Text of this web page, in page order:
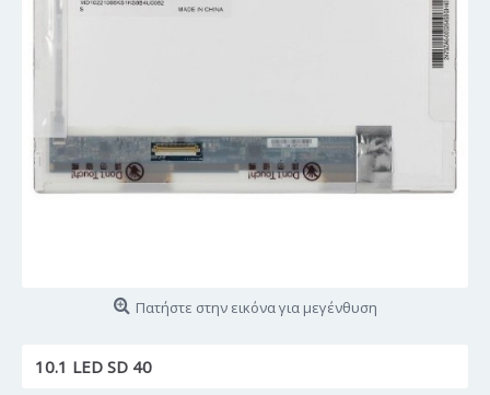
Πατήστε στην εικόνα για μεγένθυση
10.1 LED SD 40